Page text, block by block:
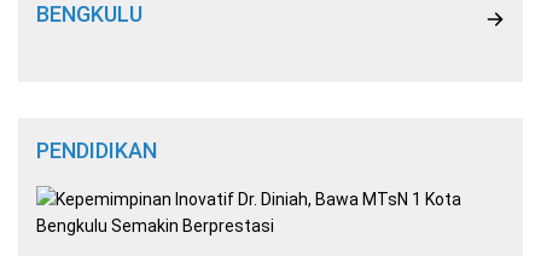
BENGKULU
PENDIDIKAN